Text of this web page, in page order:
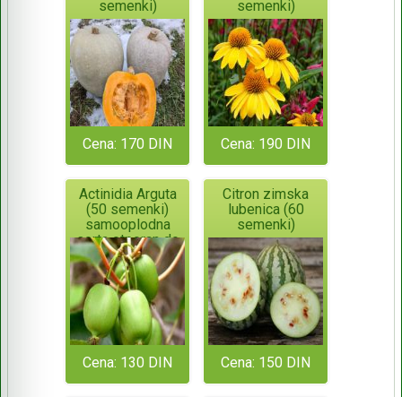
semenki)
Cena: 170 DIN
semenki)
Cena: 190 DIN
Actinidia Arguta
(50 semenki)
samooplodna
sorta otporan do
-34°C
Cena: 130 DIN
Citron zimska
lubenica (60
semenki)
Cena: 150 DIN